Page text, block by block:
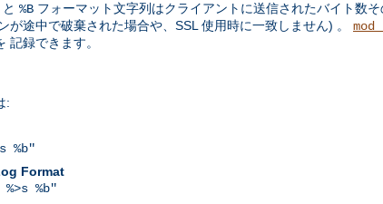
と %B フォーマット文字列はクライアントに送信されたバイト数
が途中で破棄された場合や、SSL 使用時に一致しません) 。
記録できます。
:
%b"
Format
%b"